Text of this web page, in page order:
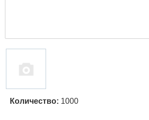
Количество: 1000